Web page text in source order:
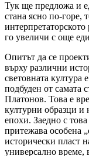
Тук ще предложа и
стана ясно по-горе,
го увеличи с още
Опитът да се
върху различни
световната култура
подбуден от самата
Платонов. Това е
културни образци и
епохи. Заедно с
притежава особена
исторически пласт
универсално време,